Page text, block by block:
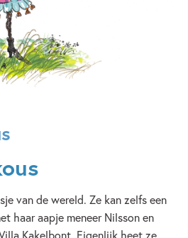
van de wereld. Ze kan zelfs een
haar aapje meneer Nilsson en
Kakelbont. Eigenlijk heet ze